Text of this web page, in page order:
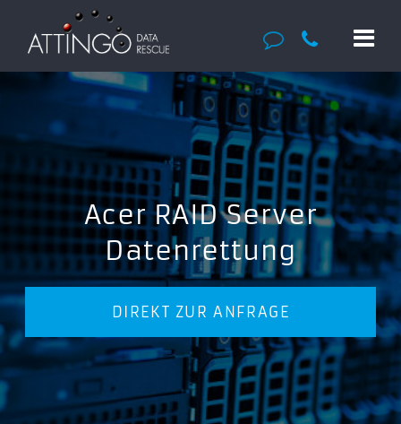
Acer RAID Server
Datenrettung
DIREKT ZUR ANFRAGE